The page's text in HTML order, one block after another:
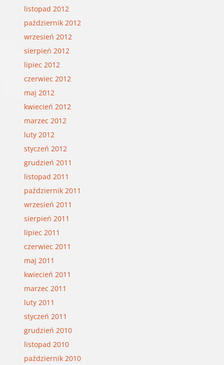
listopad 2012
październik 2012
wrzesień 2012
sierpień 2012
lipiec 2012
czerwiec 2012
maj 2012
kwiecień 2012
marzec 2012
luty 2012
styczeń 2012
grudzień 2011
listopad 2011
październik 2011
wrzesień 2011
sierpień 2011
lipiec 2011
czerwiec 2011
maj 2011
kwiecień 2011
marzec 2011
luty 2011
styczeń 2011
grudzień 2010
listopad 2010
październik 2010